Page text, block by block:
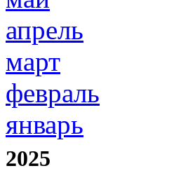
апрель
март
февраль
январь
2025